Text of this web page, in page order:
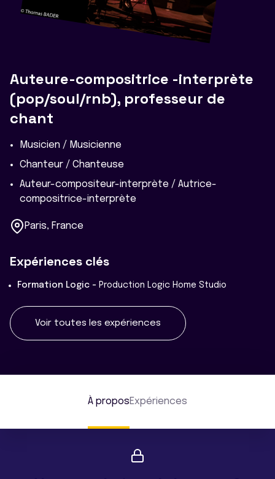
Auteure-compositrice -interprète
(pop/soul/rnb), professeur de
chant
Musicien / Musicienne
Chanteur / Chanteuse
Auteur-compositeur-interprète / Autrice-
compositrice-interprète
Paris, France
Expériences clés
Formation Logic - Production Logic Home Studio
Voir toutes les expériences
À proposExpériences